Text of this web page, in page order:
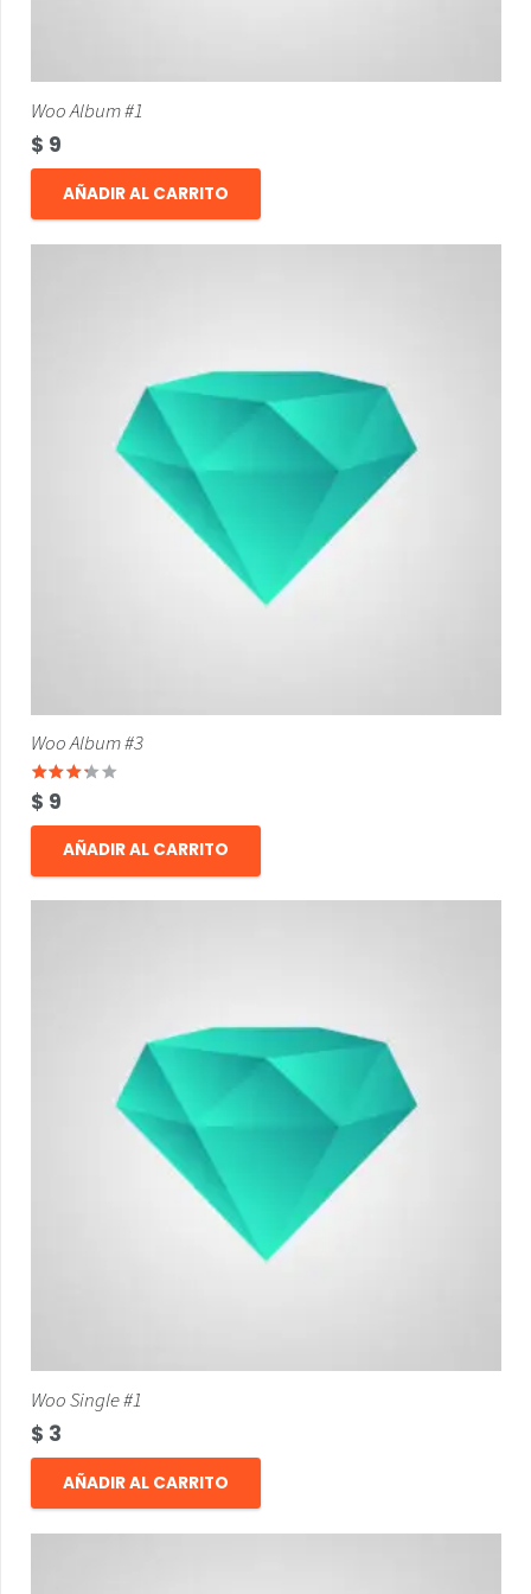
Woo Album #1
$ 9
AÑADIR AL CARRITO
Woo Album #3
Valorado con
$ 9
AÑADIR AL CARRITO
Woo Single #1
$ 3
AÑADIR AL CARRITO